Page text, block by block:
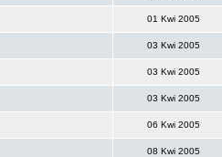
01 Kwi 2005
03 Kwi 2005
03 Kwi 2005
03 Kwi 2005
06 Kwi 2005
08 Kwi 2005